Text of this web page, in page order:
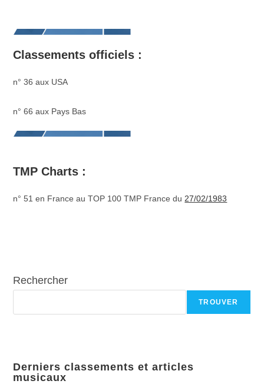
Classements officiels :
n° 36 aux USA
n° 66 aux Pays Bas
TMP Charts :
n° 51 en France au TOP 100 TMP France du 27/02/1983
Rechercher
TROUVER
Derniers classements et articles
musicaux